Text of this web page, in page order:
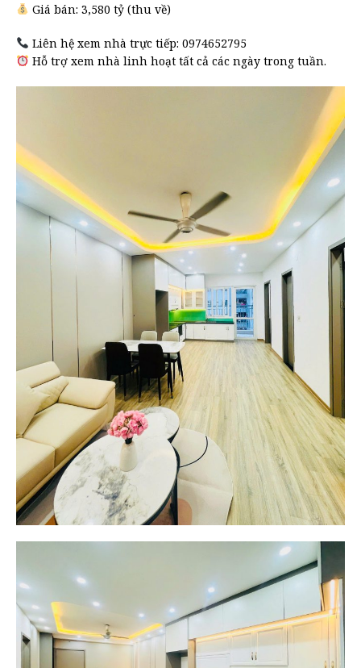
Giá bán: 3,580 tỷ (thu về)
Liên hệ xem nhà trực tiếp: 0974652795
Hỗ trợ xem nhà linh hoạt tất cả các ngày trong tuần.